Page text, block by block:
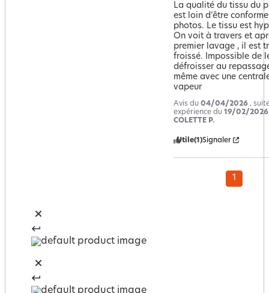
La qualité du tissu du
est loin d’être
photos. Le tissu est
On voit à travers et
premier lavage , il est
froissé. Impossible de
défroisser au
même avec une
vapeur
Avis du 04/04/2026 ,
expérience du 19/02/2026
COLETTE P.
Utile(1)Signaler
1